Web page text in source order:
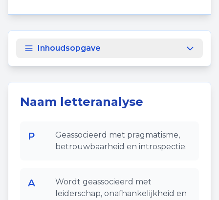
Inhoudsopgave
Naam letteranalyse
P
Geassocieerd met pragmatisme,
betrouwbaarheid en introspectie.
A
Wordt geassocieerd met
leiderschap, onafhankelijkheid en